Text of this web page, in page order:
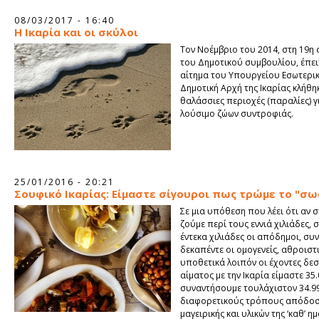
08/03/2017 - 16:40
Η Ικαρία και οι σκύλοι
Τον Νοέμβριο του 2014, στη 19η
του Δημοτικού συμβουλίου,
αίτημα του Υπουργείου
Δημοτική Αρχή της Ικαρίας
θαλάσσιες περιοχές (παραλίες)
λούσιμο ζώων συντροφιάς.
25/01/2016 - 20:21
Σουφικό Ικαρίας: Είμαστε σίγουροι πως τρώμε το
Σε μια υπόθεση που λέει ότι αν
ζούμε περί τους εννιά χιλιάδες,
έντεκα χιλιάδες οι απόδημοι,
δεκαπέντε οι ομογενείς,
υποθετικά λοιπόν οι έχοντες
αίματος με την Ικαρία είμαστε
συναντήσουμε τουλάχιστον
διαφορετικούς τρόπους
μαγειρικής και υλικών της ‘καθ’